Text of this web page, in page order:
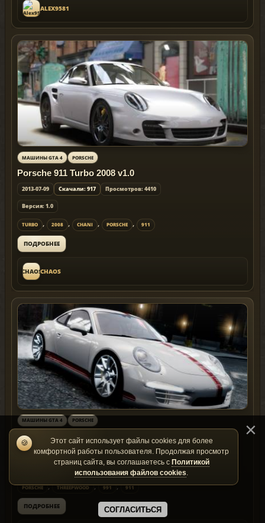
ALEX9581
МАШИНЫ GTA 4 PORSCHE
Porsche 911 Turbo 2008 v1.0
2013-07-09 Скачали: 917 Просмотров: 4410
Версия: 1.0
TURBO , 2008 , CHANI , PORSCHE , 911
ПОДРОБНЕЕ
CHAOSCHAOS
МАШИНЫ GTA 4 PORSCHE
Porsche 911 (991) EPM [Beta]
2013-05-26 Скачали: 1375 Просмотров: 5467 Комментариев: 3
PORSCHE , THREEPWOOD , 991 , 911
ПОДРОБНЕЕ
🍪
Этот сайт использует файлы cookies для более
комфортной работы пользователя. Продолжая просмотр
страниц сайта, вы соглашаетесь с Политикой
использования файлов cookies.
СОГЛАСИТЬСЯ